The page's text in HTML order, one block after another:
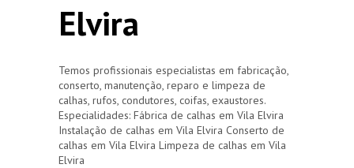
Elvira
Temos profissionais especialistas em fabricação,
conserto, manutenção, reparo e limpeza de
calhas, rufos, condutores, coifas, exaustores.
Especialidades: Fábrica de calhas em Vila Elvira
Instalação de calhas em Vila Elvira Conserto de
calhas em Vila Elvira Limpeza de calhas em Vila
Elvira